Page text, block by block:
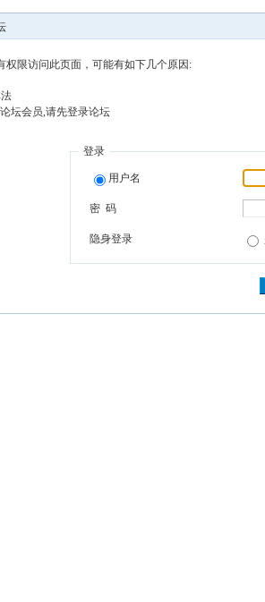
权限访问此页面，可能有如下几个原因:
坛会员,请先登录论坛
登录
用户名
密 码
隐身登录